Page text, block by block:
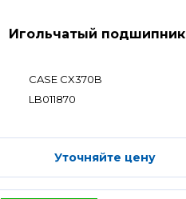
Игольчатый подшипник
CASE CX370B
LB011870
Уточняйте цену